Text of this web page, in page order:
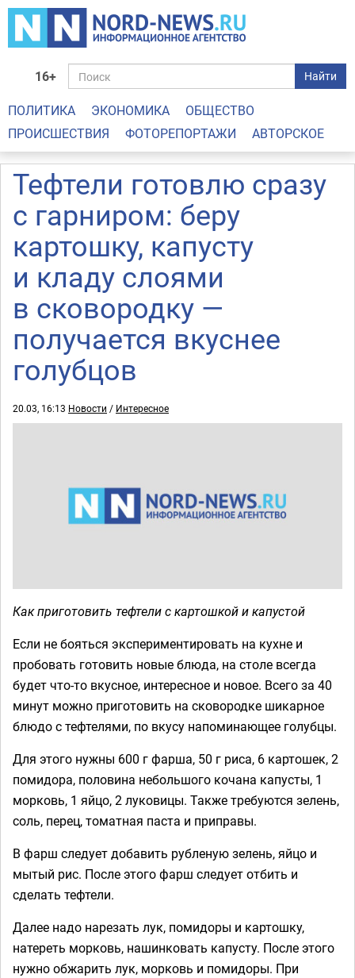
16+ Найти
ПОЛИТИКА ЭКОНОМИКА
ОБЩЕСТВО
ПРОИСШЕСТВИЯ
ФОТОРЕПОРТАЖИ АВТОРСКОЕ
Тефтели готовлю сразу
с гарниром: беру
картошку, капусту
и кладу слоями
в сковородку —
получается вкуснее
голубцов
20.03, 16:13 Новости / Интересное
Как приготовить тефтели с картошкой и капустой
Если не бояться экспериментировать на кухне и
пробовать готовить новые блюда, на столе всегда
будет что-то вкусное, интересное и новое. Всего за 40
минут можно приготовить на сковородке шикарное
блюдо с тефтелями, по вкусу напоминающее голубцы.
Для этого нужны 600 г фарша, 50 г риса, 6 картошек, 2
помидора, половина небольшого кочана капусты, 1
морковь, 1 яйцо, 2 луковицы. Также требуются зелень,
соль, перец, томатная паста и приправы.
В фарш следует добавить рубленую зелень, яйцо и
мытый рис. После этого фарш следует отбить и
сделать тефтели.
Далее надо нарезать лук, помидоры и картошку,
натереть морковь, нашинковать капусту. После этого
нужно обжарить лук, морковь и помидоры. При